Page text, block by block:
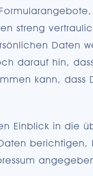
streng
Daten
darauf hin,
kann, dass
Einblick in die